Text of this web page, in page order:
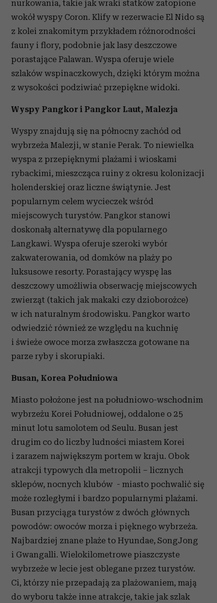
nurkowania, takie jak wraki statków zatopione
wokół wyspy Coron. Klify w rezerwacie El Nido są
z kolei znakomitym przykładem różnorodności
fauny i flory, podobnie jak lasy deszczowe
porastające Palawan. Wyspa oferuje wiele
szlaków wspinaczkowych, dzięki którym można
z wysokości podziwiać przepiękne widoki.
Wyspy Pangkor i Pangkor Laut, Malezja
Wyspy znajdują się na północny zachód od
wybrzeża Malezji, w stanie Perak. To niewielka
wyspa z przepięknymi plażami i wioskami
rybackimi, mieszcząca ruiny z okresu kolonizacji
holenderskiej oraz liczne świątynie. Jest
popularnym celem wycieczek wśród
miejscowych turystów. Pangkor stanowi
doskonałą alternatywę dla popularnego
Langkawi. Wyspa oferuje szeroki wybór
zakwaterowania, od domków na plaży po
luksusowe resorty. Porastający wyspę las
deszczowy umożliwia obserwację miejscowych
zwierząt (takich jak makaki czy dzioborożce)
w ich naturalnym środowisku. Pangkor warto
odwiedzić również ze względu na kuchnię
i świeże owoce morza zwłaszcza gotowane na
parze ryby i skorupiaki.
Busan, Korea Południowa
Miasto położone jest na południowo-wschodnim
wybrzeżu Korei Południowej, oddalone o 25
minut lotu samolotem od Seulu. Busan jest
drugim co do liczby ludności miastem Korei
i zarazem największym portem w kraju. Obok
atrakcji typowych dla metropolii – licznych
sklepów, nocnych klubów - miasto pochwalić się
może rozległymi i bardzo popularnymi plażami.
Busan przyciąga turystów z dwóch głównych
powodów: owoców morza i pięknego wybrzeża.
Najbardziej znane plaże to Hyundae, SongJong
i Gwangalli. Wielokilometrowe piaszczyste
wybrzeże w lecie jest oblegane przez turystów.
Ci, którzy nie przepadają za plażowaniem, mają
do wyboru także inne atrakcje, takie jak szlak